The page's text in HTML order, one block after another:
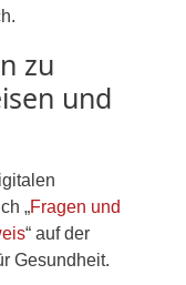
zu
und
„Fragen und
“ auf der
Gesundheit.